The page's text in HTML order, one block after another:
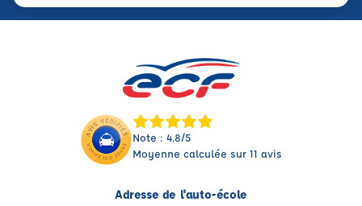
Note : 4.8/5
Moyenne calculée sur 11 avis
Adresse de l'auto-école